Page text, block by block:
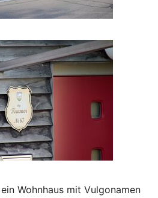
Wohnhaus mit Vulgonamen